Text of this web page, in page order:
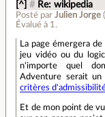
[^] # Re: wikipedia
Posté parJulien Jorge (
Évalué à 1 .
La page émergera
jeu vidéo ou du
n'importe quel
Adventure serait
critères
Et de mon point de